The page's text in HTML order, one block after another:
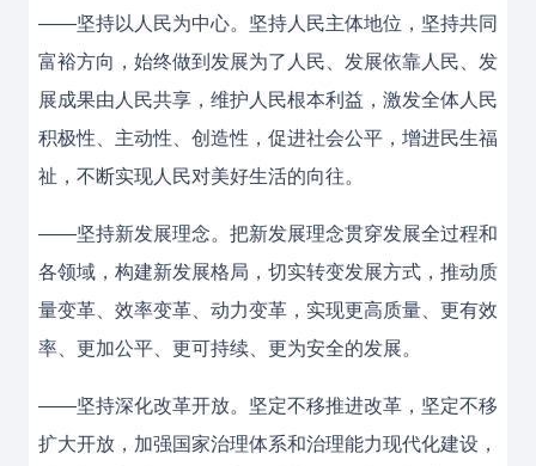
——坚持以人民为中心。坚持人民主体地位，坚持共同
富裕方向，始终做到发展为了人民、发展依靠人民、发
展成果由人民共享，维护人民根本利益，激发全体人民
积极性、主动性、创造性，促进社会公平，增进民生福
祉，不断实现人民对美好生活的向往。
——坚持新发展理念。把新发展理念贯穿发展全过程和
各领域，构建新发展格局，切实转变发展方式，推动质
量变革、效率变革、动力变革，实现更高质量、更有效
率、更加公平、更可持续、更为安全的发展。
——坚持深化改革开放。坚定不移推进改革，坚定不移
扩大开放，加强国家治理体系和治理能力现代化建设，